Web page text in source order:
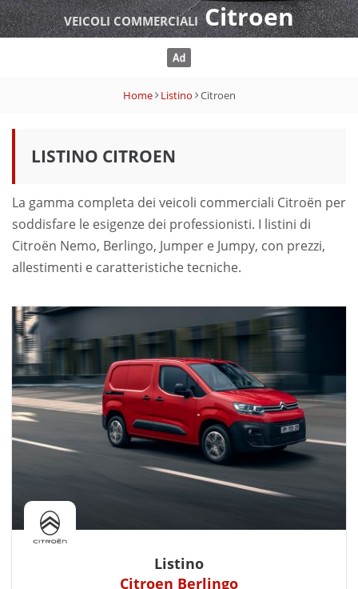
VEICOLI COMMERCIALICitroen
Home Listino Citroen
LISTINO CITROEN
La gamma completa dei veicoli commerciali Citroën per
soddisfare le esigenze dei professionisti. I listini di
Citroën Nemo, Berlingo, Jumper e Jumpy, con prezzi,
allestimenti e caratteristiche tecniche.
Listino
Citroen Berlingo